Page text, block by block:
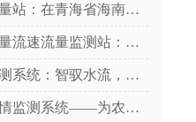
水文流量站：在青海省海南州上的优势尽显
水位雨量流速流量监测站：硬核设计，多维感知水文变化
水文监测系统：智驭水流，守护流域安全
农业四情监测系统——为农业生产提供科学决策依据